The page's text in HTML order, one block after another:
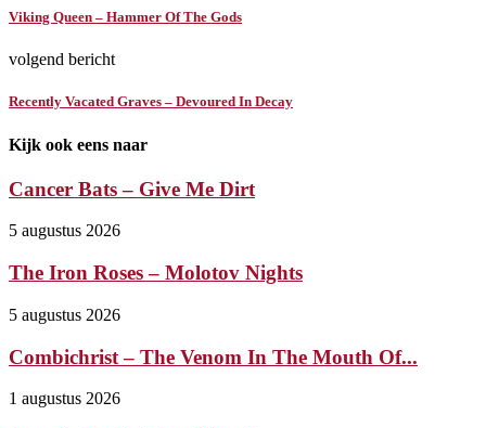
Viking Queen – Hammer Of The Gods
volgend bericht
Recently Vacated Graves – Devoured In Decay
Kijk ook eens naar
Cancer Bats – Give Me Dirt
5 augustus 2026
The Iron Roses – Molotov Nights
5 augustus 2026
Combichrist – The Venom In The Mouth Of...
1 augustus 2026